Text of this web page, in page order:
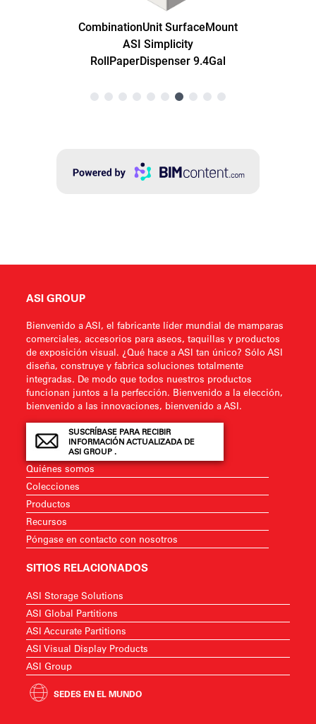
ASI GROUP
Bienvenido a ASI, el fabricante líder mundial de mamparas
comerciales, accesorios para aseos, taquillas y productos
de exposición visual. ¿Qué hace a ASI tan único? Sólo ASI
diseña, construye y fabrica soluciones totalmente
integradas. De modo que todos nuestros productos
funcionan juntos a la perfección. Bienvenido a la elección,
bienvenido a las innovaciones, bienvenido a ASI.
SUSCRÍBASE PARA RECIBIR
INFORMACIÓN ACTUALIZADA DE
ASI GROUP .
Quiénes somos
Colecciones
Productos
Recursos
Póngase en contacto con nosotros
SITIOS RELACIONADOS
ASI Storage Solutions
ASI Global Partitions
ASI Accurate Partitions
ASI Visual Display Products
ASI Group
SEDES EN EL MUNDO